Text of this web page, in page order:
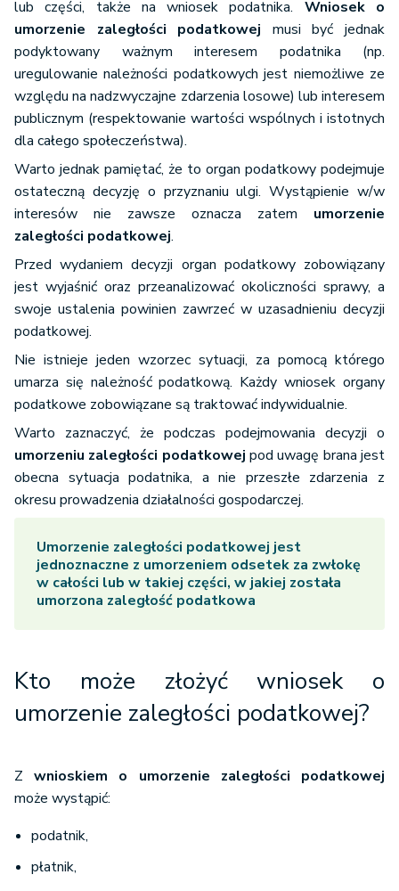
lub części, także na wniosek podatnika. Wniosek o
umorzenie zaległości podatkowej musi być jednak
podyktowany ważnym interesem podatnika (np.
uregulowanie należności podatkowych jest niemożliwe ze
względu na nadzwyczajne zdarzenia losowe) lub interesem
publicznym (respektowanie wartości wspólnych i istotnych
dla całego społeczeństwa).
Warto jednak pamiętać, że to organ podatkowy podejmuje
ostateczną decyzję o przyznaniu ulgi. Wystąpienie w/w
interesów nie zawsze oznacza zatem umorzenie
zaległości podatkowej.
Przed wydaniem decyzji organ podatkowy zobowiązany
jest wyjaśnić oraz przeanalizować okoliczności sprawy, a
swoje ustalenia powinien zawrzeć w uzasadnieniu decyzji
podatkowej.
Nie istnieje jeden wzorzec sytuacji, za pomocą którego
umarza się należność podatkową. Każdy wniosek organy
podatkowe zobowiązane są traktować indywidualnie.
Warto zaznaczyć, że podczas podejmowania decyzji o
umorzeniu zaległości podatkowej pod uwagę brana jest
obecna sytuacja podatnika, a nie przeszłe zdarzenia z
okresu prowadzenia działalności gospodarczej.
Umorzenie zaległości podatkowej jest
jednoznaczne z umorzeniem odsetek za zwłokę
w całości lub w takiej części, w jakiej została
umorzona zaległość podatkowa
Kto może złożyć wniosek o
umorzenie zaległości podatkowej?
Zwnioskiem o umorzenie zaległości podatkowej
może wystąpić:
podatnik,
płatnik,